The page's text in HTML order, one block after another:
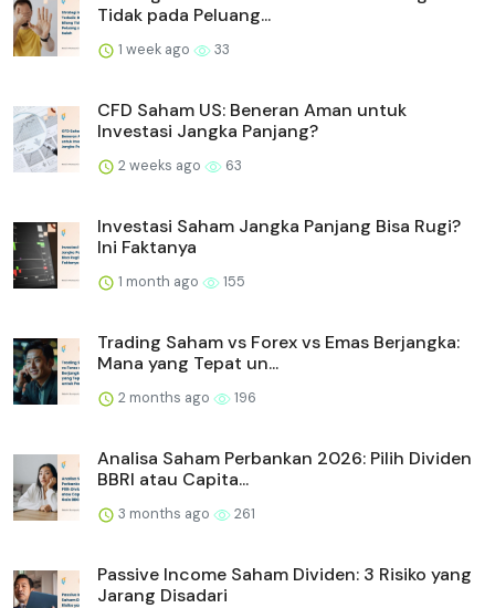
Tidak pada Peluang...
1 week ago 33
CFD Saham US: Beneran Aman untuk
Investasi Jangka Panjang?
2 weeks ago 63
Investasi Saham Jangka Panjang Bisa Rugi?
Ini Faktanya
1 month ago 155
Trading Saham vs Forex vs Emas Berjangka:
Mana yang Tepat un...
2 months ago 196
Analisa Saham Perbankan 2026: Pilih Dividen
BBRI atau Capita...
3 months ago 261
Passive Income Saham Dividen: 3 Risiko yang
Jarang Disadari